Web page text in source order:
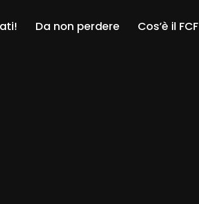
Da non perdere Cos’è il FCF